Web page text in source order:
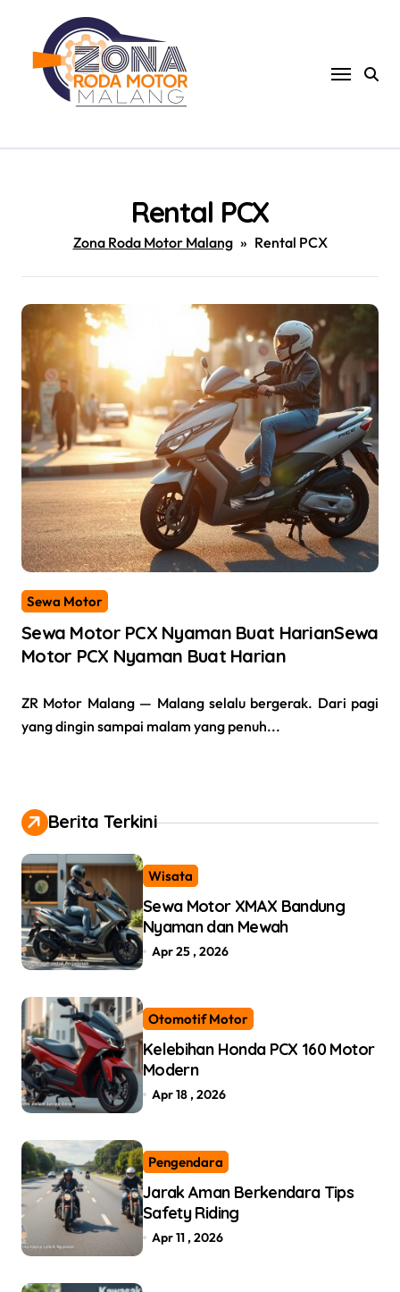
content
Rental PCX
Zona Roda Motor Malang » Rental PCX
Sewa Motor
Sewa Motor PCX Nyaman Buat HarianSewa
Motor PCX Nyaman Buat Harian
ZR Motor Malang — Malang selalu bergerak. Dari pagi
yang dingin sampai malam yang penuh...
Berita Terkini
Wisata
Sewa Motor XMAX Bandung
Nyaman dan Mewah
Apr 25 , 2026
Otomotif Motor
Kelebihan Honda PCX 160 Motor
Modern
Apr 18 , 2026
Pengendara
Jarak Aman Berkendara Tips
Safety Riding
Apr 11 , 2026